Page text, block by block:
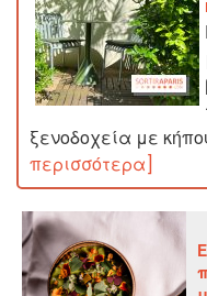
ξενοδοχεία με
περισσότερα]